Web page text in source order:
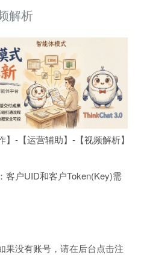
解析
-【运营辅助】-【视频解析】
客户UID和客户Token(Key)需
果没有账号，请在后台点击注